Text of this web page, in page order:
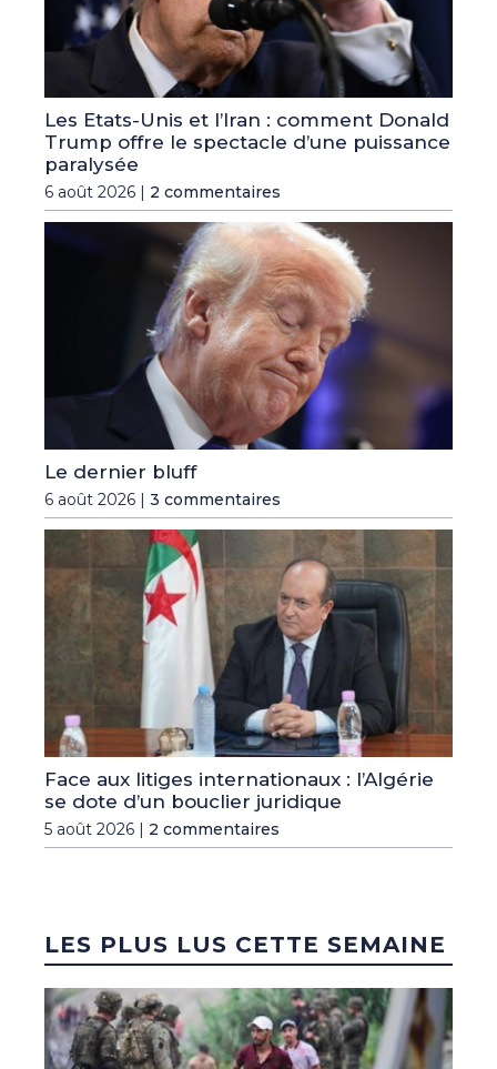
Les Etats-Unis et l’Iran : comment Donald
Trump offre le spectacle d’une puissance
paralysée
6 août 2026 | 2 commentaires
Le dernier bluff
6 août 2026 | 3 commentaires
Face aux litiges internationaux : l’Algérie
se dote d’un bouclier juridique
5 août 2026 | 2 commentaires
LES PLUS LUS CETTE SEMAINE